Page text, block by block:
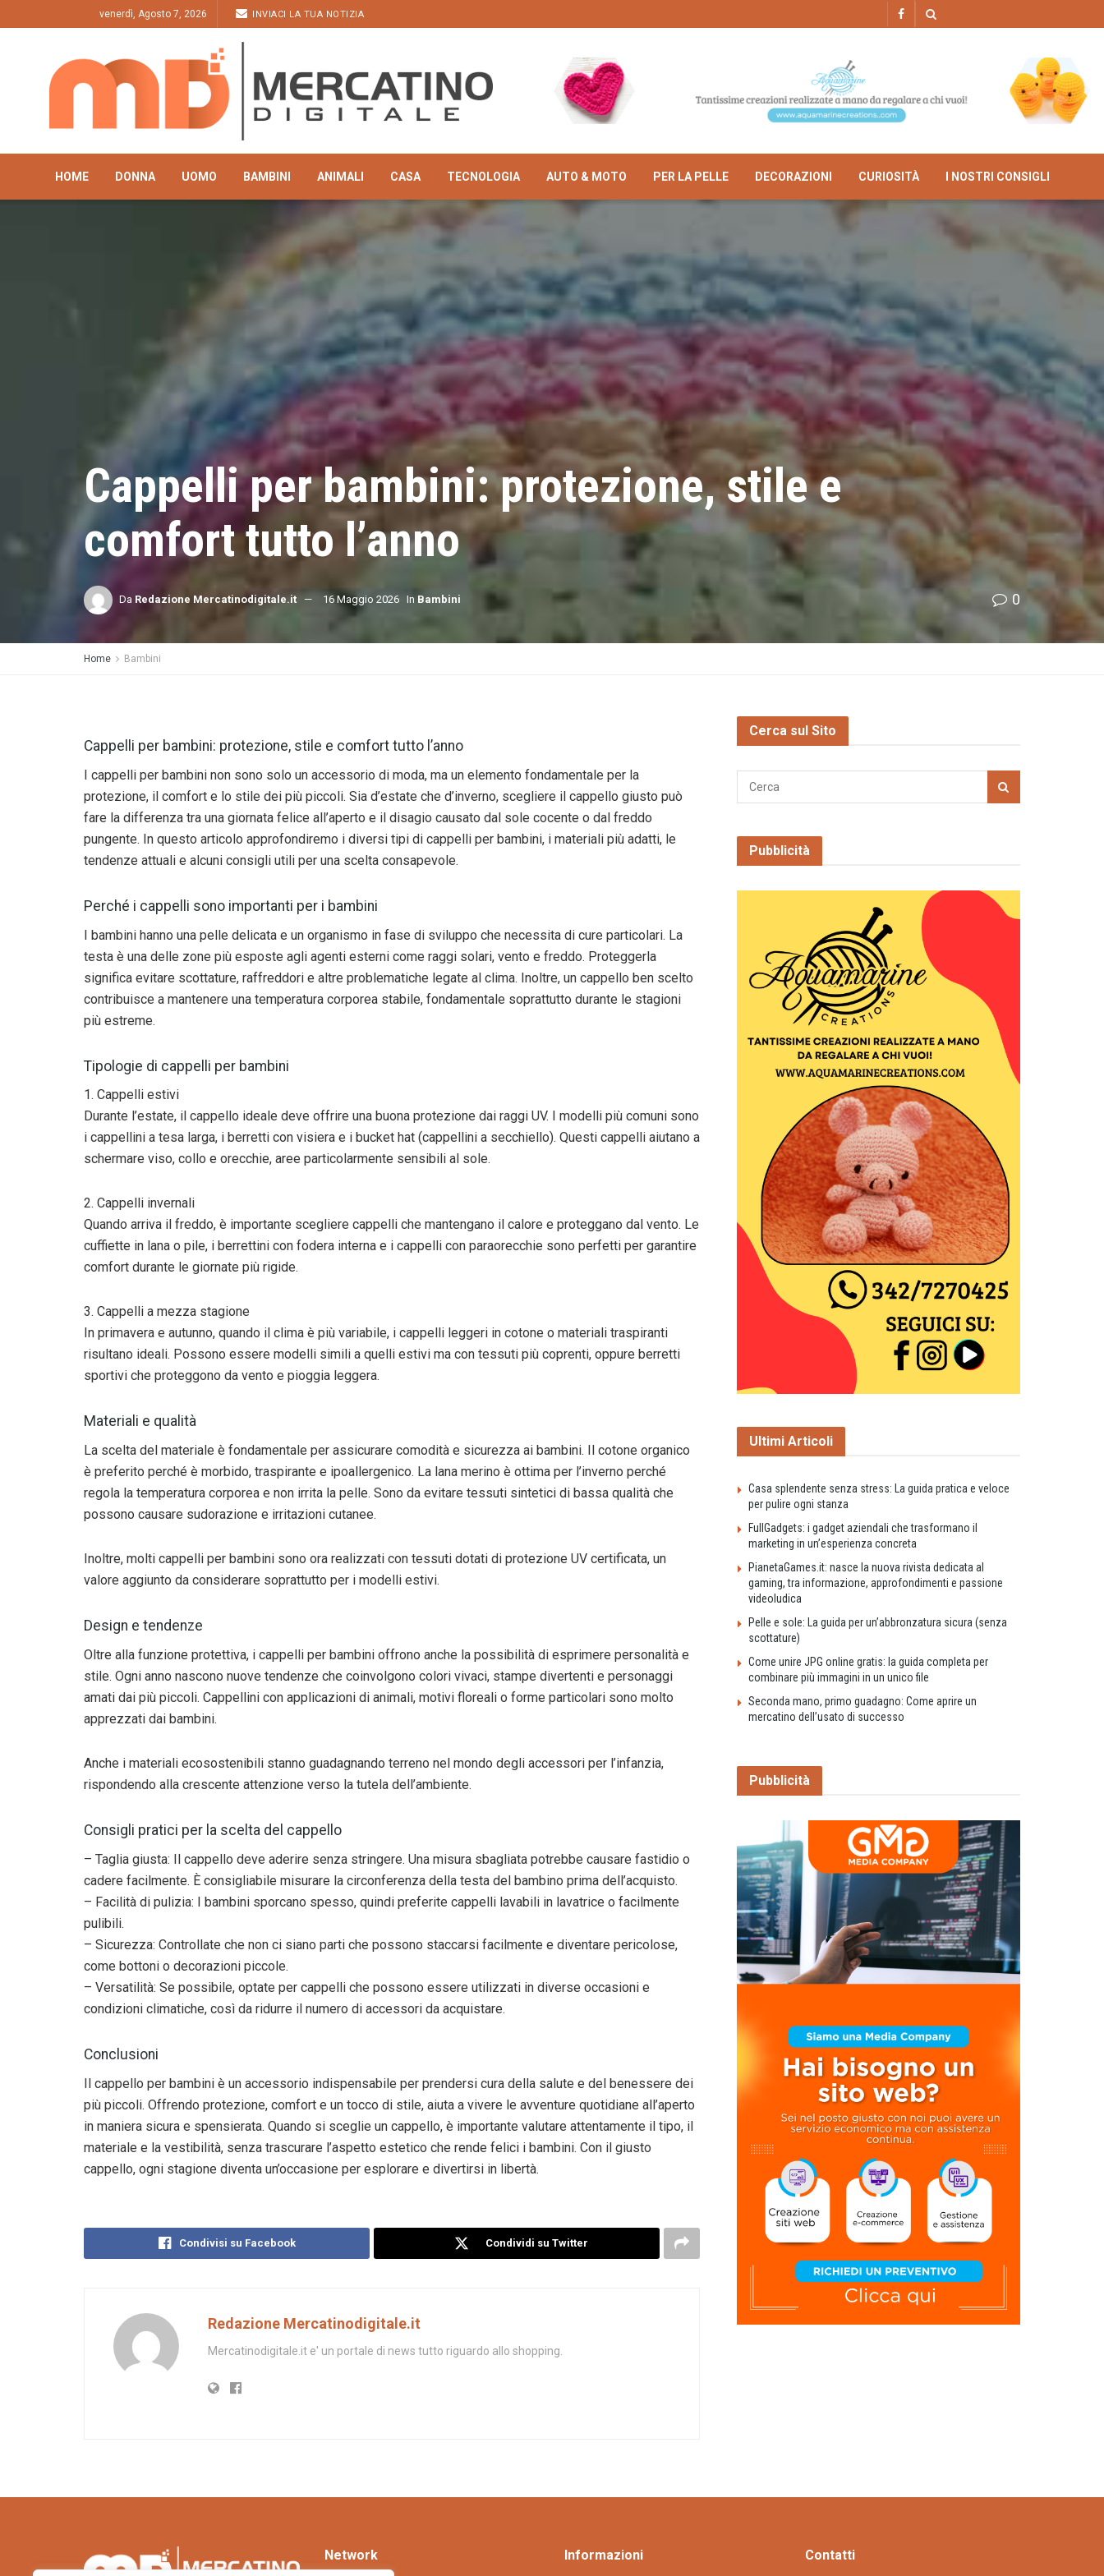
venerdì, Agosto 7, 2026 INVIACI LA TUA NOTIZIA
HOME DONNA UOMO BAMBINI ANIMALI CASA TECNOLOGIA AUTO & MOTO PER LA PELLE DECORAZIONI CURIOSITÀ I NOSTRI CONSIGLI
Cappelli per bambini: protezione, stile e
comfort tutto l’anno
Da Redazione Mercatinodigitale.it 16 Maggio 2026 In Bambini 0
Home Bambini
Cappelli per bambini: protezione, stile e comfort tutto l’anno
I cappelli per bambini non sono solo un accessorio di moda, ma un elemento fondamentale per la
protezione, il comfort e lo stile dei più piccoli. Sia d’estate che d’inverno, scegliere il cappello giusto può
fare la differenza tra una giornata felice all’aperto e il disagio causato dal sole cocente o dal freddo
pungente. In questo articolo approfondiremo i diversi tipi di cappelli per bambini, i materiali più adatti, le
tendenze attuali e alcuni consigli utili per una scelta consapevole.
Perché i cappelli sono importanti per i bambini
I bambini hanno una pelle delicata e un organismo in fase di sviluppo che necessita di cure particolari. La
testa è una delle zone più esposte agli agenti esterni come raggi solari, vento e freddo. Proteggerla
significa evitare scottature, raffreddori e altre problematiche legate al clima. Inoltre, un cappello ben scelto
contribuisce a mantenere una temperatura corporea stabile, fondamentale soprattutto durante le stagioni
più estreme.
Tipologie di cappelli per bambini
1. Cappelli estivi
Durante l’estate, il cappello ideale deve offrire una buona protezione dai raggi UV. I modelli più comuni sono
i cappellini a tesa larga, i berretti con visiera e i bucket hat (cappellini a secchiello). Questi cappelli aiutano a
schermare viso, collo e orecchie, aree particolarmente sensibili al sole.
2. Cappelli invernali
Quando arriva il freddo, è importante scegliere cappelli che mantengano il calore e proteggano dal vento. Le
cuffiette in lana o pile, i berrettini con fodera interna e i cappelli con paraorecchie sono perfetti per garantire
comfort durante le giornate più rigide.
3. Cappelli a mezza stagione
In primavera e autunno, quando il clima è più variabile, i cappelli leggeri in cotone o materiali traspiranti
risultano ideali. Possono essere modelli simili a quelli estivi ma con tessuti più coprenti, oppure berretti
sportivi che proteggono da vento e pioggia leggera.
Materiali e qualità
La scelta del materiale è fondamentale per assicurare comodità e sicurezza ai bambini. Il cotone organico
è preferito perché è morbido, traspirante e ipoallergenico. La lana merino è ottima per l’inverno perché
regola la temperatura corporea e non irrita la pelle. Sono da evitare tessuti sintetici di bassa qualità che
possono causare sudorazione e irritazioni cutanee.
Inoltre, molti cappelli per bambini sono ora realizzati con tessuti dotati di protezione UV certificata, un
valore aggiunto da considerare soprattutto per i modelli estivi.
Design e tendenze
Oltre alla funzione protettiva, i cappelli per bambini offrono anche la possibilità di esprimere personalità e
stile. Ogni anno nascono nuove tendenze che coinvolgono colori vivaci, stampe divertenti e personaggi
amati dai più piccoli. Cappellini con applicazioni di animali, motivi floreali o forme particolari sono molto
apprezzati dai bambini.
Anche i materiali ecosostenibili stanno guadagnando terreno nel mondo degli accessori per l’infanzia,
rispondendo alla crescente attenzione verso la tutela dell’ambiente.
Consigli pratici per la scelta del cappello
– Taglia giusta: Il cappello deve aderire senza stringere. Una misura sbagliata potrebbe causare fastidio o
cadere facilmente. È consigliabile misurare la circonferenza della testa del bambino prima dell’acquisto.
– Facilità di pulizia: I bambini sporcano spesso, quindi preferite cappelli lavabili in lavatrice o facilmente
pulibili.
– Sicurezza: Controllate che non ci siano parti che possono staccarsi facilmente e diventare pericolose,
come bottoni o decorazioni piccole.
– Versatilità: Se possibile, optate per cappelli che possono essere utilizzati in diverse occasioni e
condizioni climatiche, così da ridurre il numero di accessori da acquistare.
Conclusioni
Il cappello per bambini è un accessorio indispensabile per prendersi cura della salute e del benessere dei
più piccoli. Offrendo protezione, comfort e un tocco di stile, aiuta a vivere le avventure quotidiane all’aperto
in maniera sicura e spensierata. Quando si sceglie un cappello, è importante valutare attentamente il tipo, il
materiale e la vestibilità, senza trascurare l’aspetto estetico che rende felici i bambini. Con il giusto
cappello, ogni stagione diventa un’occasione per esplorare e divertirsi in libertà.
Condivisi su Facebook Condividi su Twitter
Redazione Mercatinodigitale.it
Mercatinodigitale.it e' un portale di news tutto riguardo allo shopping.
Cerca sul Sito
Pubblicità
Ultimi Articoli
Casa splendente senza stress: La guida pratica e veloce
per pulire ogni stanza
FullGadgets: i gadget aziendali che trasformano il
marketing in un’esperienza concreta
PianetaGames.it: nasce la nuova rivista dedicata al
gaming, tra informazione, approfondimenti e passione
videoludica
Pelle e sole: La guida per un’abbronzatura sicura (senza
scottature)
Come unire JPG online gratis: la guida completa per
combinare più immagini in un unico file
Seconda mano, primo guadagno: Come aprire un
mercatino dell’usato di successo
Pubblicità
Network Informazioni Contatti